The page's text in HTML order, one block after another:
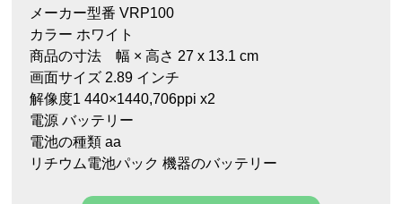
メーカー型番 VRP100
カラー ホワイト
商品の寸法 幅 × 高さ 27 x 13.1 cm
画面サイズ 2.89 インチ
解像度1 440×1440,706ppi x2
電源 バッテリー
電池の種類 aa
リチウム電池パック 機器のバッテリー